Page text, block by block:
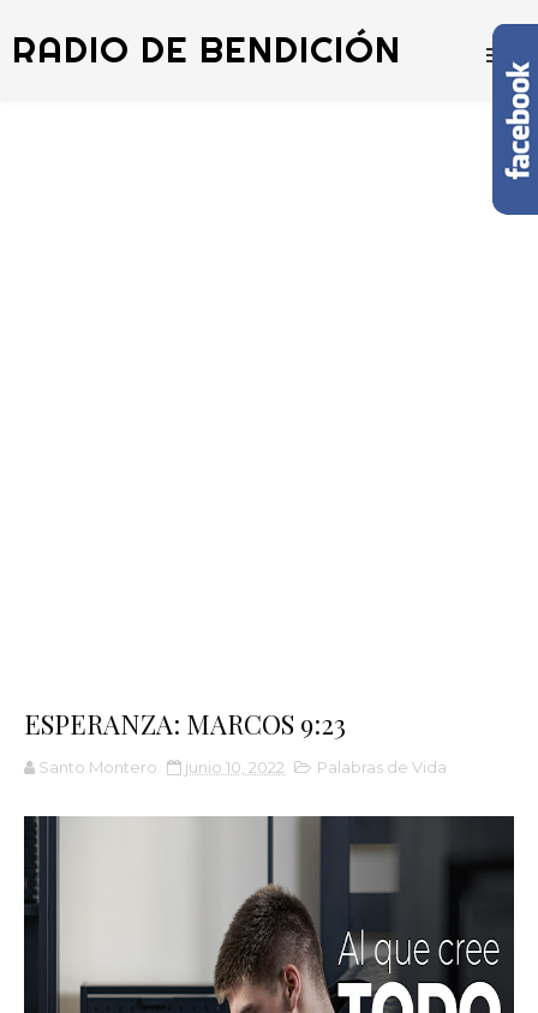
RADIO DE BENDICIÓN
ESPERANZA: MARCOS 9:23
Santo Montero junio 10, 2022 Palabras de Vida